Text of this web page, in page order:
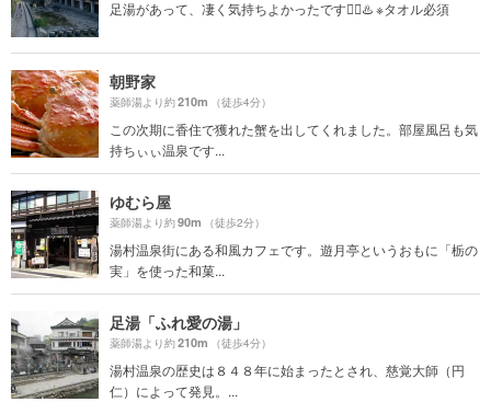
足湯があって、凄く気持ちよかったです😮‍💨♨️ ※タオル必須
朝野家
薬師湯より約210m （徒歩4分）
この次期に香住で獲れた蟹を出してくれました。部屋風呂も気
持ちぃぃ温泉です...
ゆむら屋
薬師湯より約90m （徒歩2分）
湯村温泉街にある和風カフェです。遊月亭というおもに「栃の
実」を使った和菓...
足湯「ふれ愛の湯」
薬師湯より約210m （徒歩4分）
湯村温泉の歴史は８４８年に始まったとされ、慈覚大師（円
仁）によって発見。...